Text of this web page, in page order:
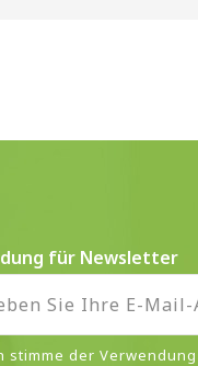
für Newsletter
stimme der